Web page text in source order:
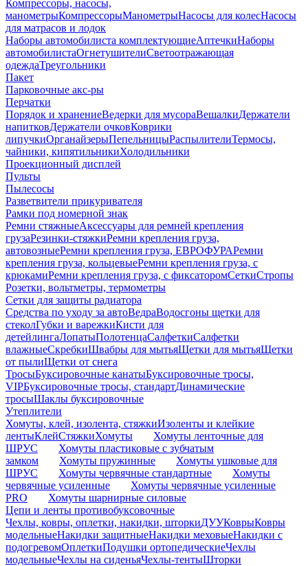
Компрессоры, насосы,
манометрыКомпрессорыМанометрыНасосы для колесНасосы
для матрасов и лодок
Наборы автомобилиста комплектующиеАптечкиНаборы
автомобилистаОгнетушителиСветоотражающая
одеждаТреугольники
Пакет
Парковочные акс-ры
Перчатки
Порядок и хранениеВедерки для мусораВешалкиДержатели
напитковДержатели очковКоврики
липучкиОрганайзерыПепельницыРаспылителиТермосы,
чайники, кипятильникиХолодильники
Проекционный дисплей
Пульты
Пылесосы
Разветвители прикуривателя
Рамки под номерной знак
Ремни стяжныеАксессуары для ремней крепления
грузаРезинки-стяжкиРемни крепления груза,
автовозныеРемни крепления груза, ЕВРОФУРАРемни
крепления груза, кольцевыеРемни крепления груза, с
крюкамиРемни крепления груза, с фиксаторомСеткиСтропы
Розетки, вольтметры, термометры
Сетки для защиты радиатора
Средства по уходу за автоВедраВодосгоны щетки для
стеколГубки и варежкиКисти для
детейлингаЛопатыПолотенцаСалфеткиСалфетки
влажныеСкребкиШвабры для мытьяЩетки для мытьяЩетки
от пылиЩетки от снега
ТросыБуксировочные канатыБуксировочные тросы,
VIPБуксировочные тросы, стандартДинамические
тросыШаклы буксировочные
Утеплители
Хомуты, клей, изолента, стяжкиИзоленты и клейкие
лентыКлейСтяжкиХомуты
Хомуты ленточные для
ШРУС
Хомуты пластиковые с зубчатым
замком
Хомуты пружинные
Хомуты ушковые для
ШРУС
Хомуты червячные стандартные
Хомуты
червячные усиленные
Хомуты червячные усиленные
PRO
Хомуты шарнирные силовые
Цепи и ленты противобуксовочные
Чехлы, ковры, оплетки, накидки, шторкиДУУКоврыКовры
модельныеНакидки защитныеНакидки меховыеНакидки с
подогревомОплеткиПодушки ортопедическиеЧехлы
модельныеЧехлы на сиденьяЧехлы-тентыШторки